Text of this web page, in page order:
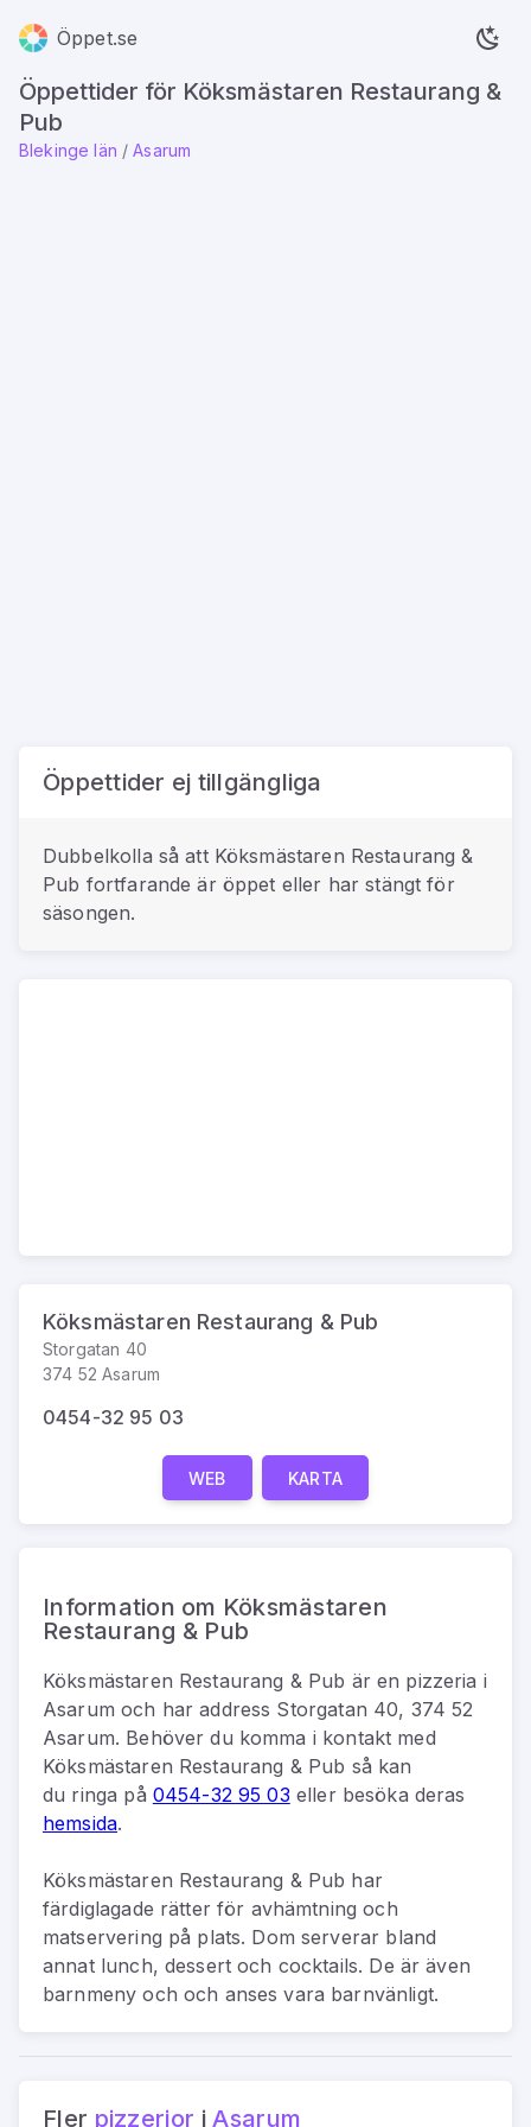
Öppet.se
Öppettider för Köksmästaren Restaurang &
Pub
Blekinge län / Asarum
Öppettider ej tillgängliga
Dubbelkolla så att Köksmästaren Restaurang &
Pub fortfarande är öppet eller har stängt för
säsongen.
Köksmästaren Restaurang & Pub
Storgatan 40
374 52 Asarum
0454-32 95 03
WEB KARTA
Information om Köksmästaren
Restaurang & Pub
Köksmästaren Restaurang & Pub är en pizzeria i
Asarum och har address Storgatan 40, 374 52
Asarum. Behöver du komma i kontakt med
Köksmästaren Restaurang & Pub så kan
du ringa på 0454-32 95 03 eller besöka deras
hemsida.
Köksmästaren Restaurang & Pub har
färdiglagade rätter för avhämtning och
matservering på plats. Dom serverar bland
annat lunch, dessert och cocktails. De är även
barnmeny och och anses vara barnvänligt.
Fler pizzerior i Asarum